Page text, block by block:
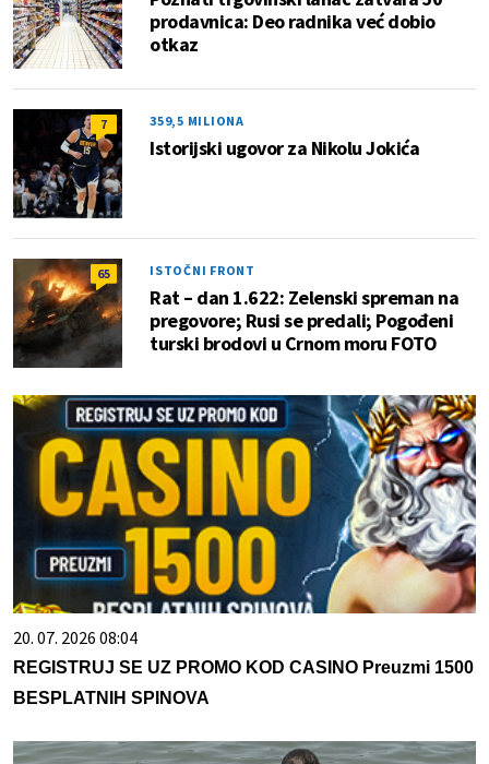
prodavnica: Deo radnika već dobio
otkaz
7 359,5 MILIONA
Istorijski ugovor za Nikolu Jokića
65 ISTOČNI FRONT
Rat – dan 1.622: Zelenski spreman na
pregovore; Rusi se predali; Pogođeni
turski brodovi u Crnom moru FOTO
20. 07. 2026 08:04
REGISTRUJ SE UZ PROMO KOD CASINO Preuzmi 1500
BESPLATNIH SPINOVA